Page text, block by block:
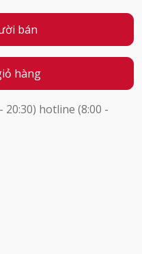
bán
hàng
hotline (8:00 -